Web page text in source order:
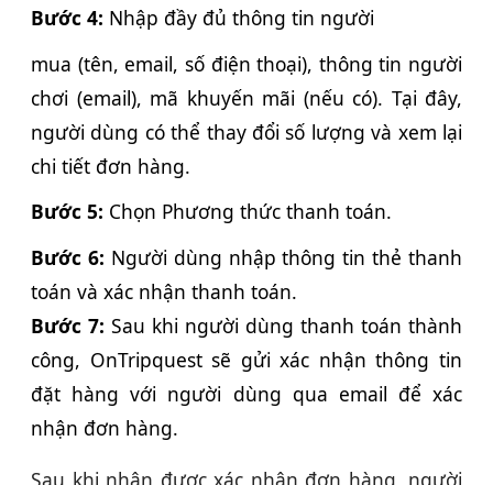
Bước 4: Nhập đầy đủ thông tin người
mua (tên, email, số điện thoại), thông tin người
chơi (email), mã khuyến mãi (nếu có). Tại đây,
người dùng có thể thay đổi số lượng và xem lại
chi tiết đơn hàng.
Bước 5: Chọn Phương thức thanh toán.
Bước 6: Người dùng nhập thông tin thẻ thanh
toán và xác nhận thanh toán.
Bước 7: Sau khi người dùng thanh toán thành
công, OnTripquest sẽ gửi xác nhận thông tin
đặt hàng với người dùng qua email để xác
nhận đơn hàng.
Sau khi nhận được xác nhận đơn hàng, người